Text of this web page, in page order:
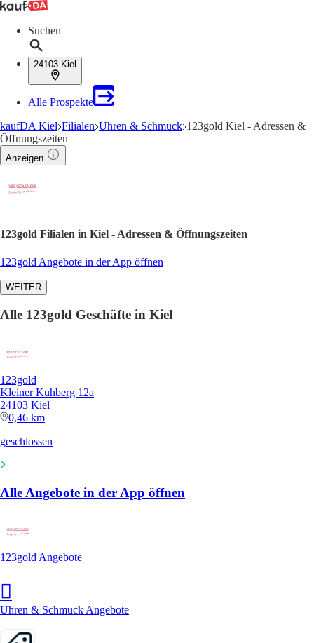
Suchen
24103 Kiel
Alle Prospekte
kaufDA Kiel Filialen Uhren & Schmuck 123gold Kiel - Adressen &
Öffnungszeiten
Anzeigen
123gold Filialen in Kiel - Adressen & Öffnungszeiten
123gold Angebote in der App öffnen
WEITER
Alle 123gold Geschäfte in Kiel
123gold
Kleiner Kuhberg 12a
24103 Kiel
0,46 km
geschlossen
Alle Angebote in der App öffnen
123gold Angebote
Uhren & Schmuck Angebote